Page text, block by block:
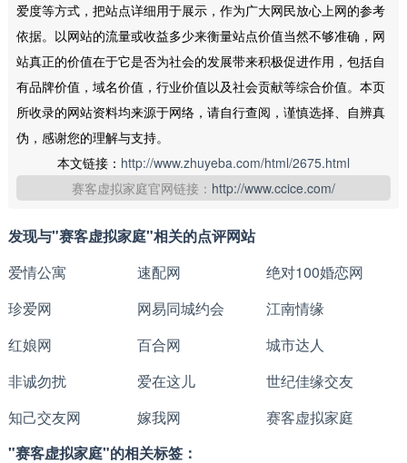
爱度等方式，把站点详细用于展示，作为广大网民放心上网的参考
依据。以网站的流量或收益多少来衡量站点价值当然不够准确，网
站真正的价值在于它是否为社会的发展带来积极促进作用，包括自
有品牌价值，域名价值，行业价值以及社会贡献等综合价值。本页
所收录的网站资料均来源于网络，请自行查阅，谨慎选择、自辨真
伪，感谢您的理解与支持。
本文链接： http://www.zhuyeba.com/html/2675.html
赛客虚拟家庭官网链接： http://www.ccice.com/
发现与"赛客虚拟家庭"相关的点评网站
爱情公寓
速配网
绝对100婚恋网
珍爱网
网易同城约会
江南情缘
红娘网
百合网
城市达人
非诚勿扰
爱在这儿
世纪佳缘交友
知己交友网
嫁我网
赛客虚拟家庭
"赛客虚拟家庭"的相关标签：